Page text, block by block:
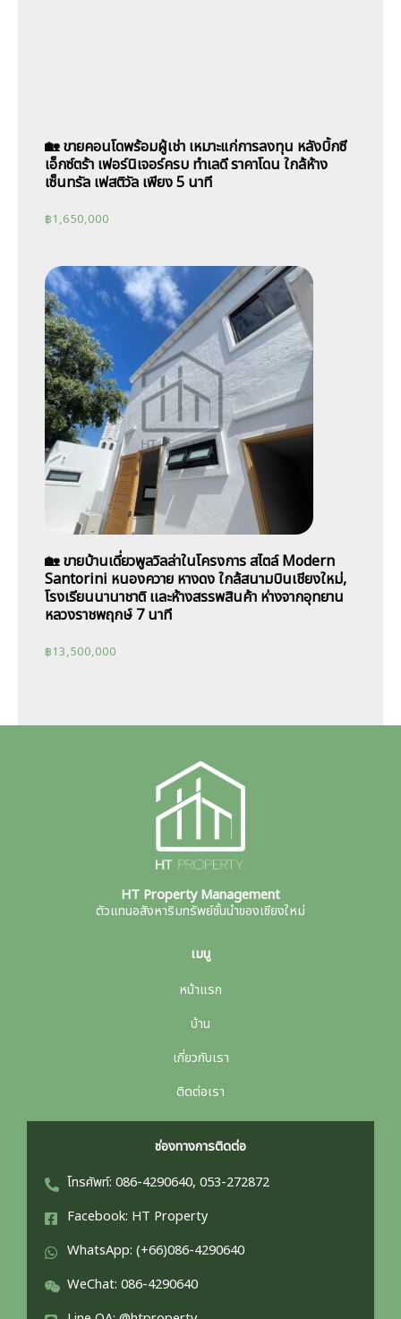
🏡 ขายคอนโดพร้อมผู้เช่า เหมาะแก่การลงทุน หลังบิ้กซี
เอ็กซ์ตร้า เฟอร์นิเจอร์ครบ ทำเลดี ราคาโดน ใกล้ห้าง
เซ็นทรัล เฟสติวัล เพียง 5 นาที
฿1,650,000
🏡 ขายบ้านเดี่ยวพูลวิลล่าในโครงการ สไตล์ Modern
Santorini หนองควาย หางดง ใกล้สนามบินเชียงใหม่,
โรงเรียนนานาชาติ เเละห้างสรรพสินค้า ห่างจากอุทยาน
หลวงราชพฤกษ์ 7 นาที
฿13,500,000
HT Property Management
ตัวแทนอสังหาริมทรัพย์ชั้นนำของเชียงใหม่
เมนู
หน้าแรก
บ้าน
เกี่ยวกับเรา
ติดต่อเรา
ช่องทางการติดต่อ
โทรศัพท์: 086-4290640, 053-272872
Facebook: HT Property
WhatsApp: (+66)086-4290640
WeChat: 086-4290640